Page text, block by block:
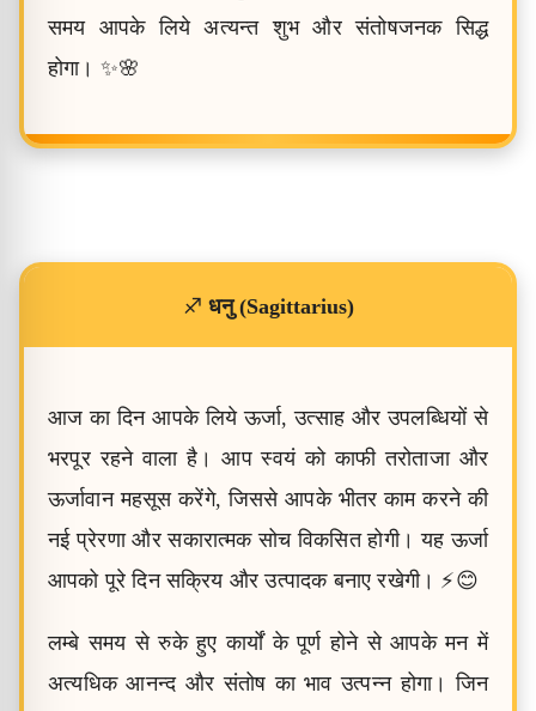
समय आपके लिये अत्यन्त शुभ और संतोषजनक सिद्ध
होगा। ✨🌸
♐ धनु (Sagittarius)
आज का दिन आपके लिये ऊर्जा, उत्साह और उपलब्धियों से
भरपूर रहने वाला है। आप स्वयं को काफी तरोताजा और
ऊर्जावान महसूस करेंगे, जिससे आपके भीतर काम करने की
नई प्रेरणा और सकारात्मक सोच विकसित होगी। यह ऊर्जा
आपको पूरे दिन सक्रिय और उत्पादक बनाए रखेगी। ⚡😊
लम्बे समय से रुके हुए कार्यों के पूर्ण होने से आपके मन में
अत्यधिक आनन्द और संतोष का भाव उत्पन्न होगा। जिन